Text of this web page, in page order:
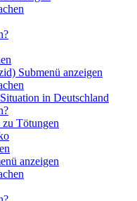
Submenü anzeigen
in Deutschland
Tötungen
anzeigen